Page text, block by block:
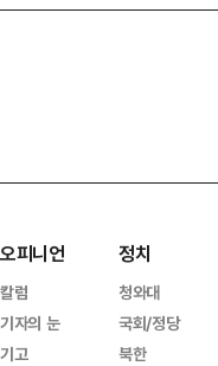
오피니언
칼럼
기자의 눈
기고
정치
청와대
국회/정당
북한